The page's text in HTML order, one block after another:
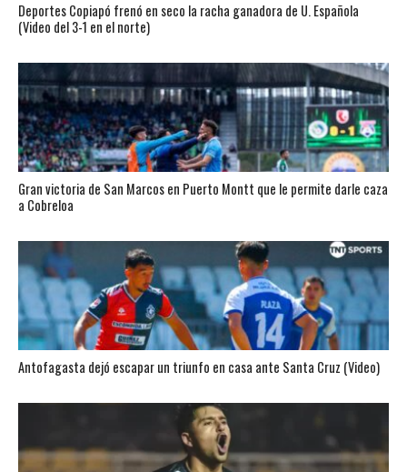
Deportes Copiapó frenó en seco la racha ganadora de U. Española
(Video del 3-1 en el norte)
Gran victoria de San Marcos en Puerto Montt que le permite darle caza
a Cobreloa
Antofagasta dejó escapar un triunfo en casa ante Santa Cruz (Video)